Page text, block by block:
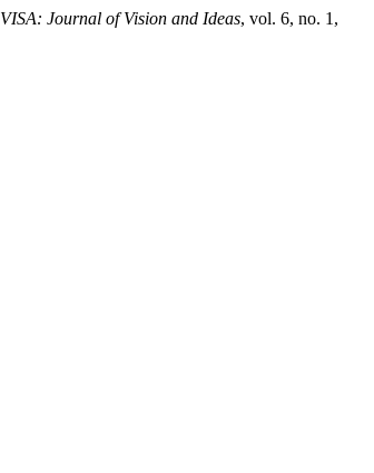
VISA: Journal of Vision and Ideas, vol. 6, no. 1,